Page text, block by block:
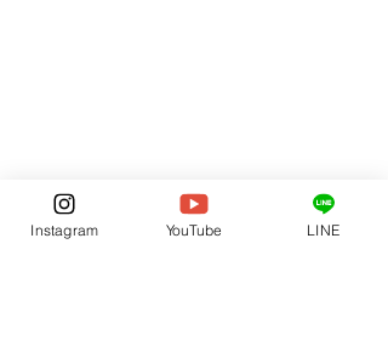
Instagram YouTube LINE